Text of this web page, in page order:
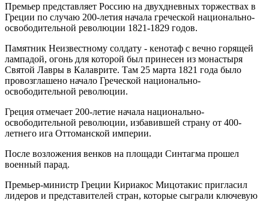
Премьер представляет Россию на двухдневных торжествах в
Греции по случаю 200-летия начала греческой национально-
освободительной революции 1821-1829 годов.
Памятник Неизвестному солдату - кенотаф с вечно горящей
лампадой, огонь для которой был принесен из монастыря
Святой Лавры в Калаврите. Там 25 марта 1821 года было
провозглашено начало Греческой национально-
освободительной революции.
Греция отмечает 200-летие начала национально-
освободительной революции, избавившей страну от 400-
летнего ига Оттоманской империи.
После возложения венков на площади Синтагма прошел
военный парад.
Премьер-министр Греции Кириакос Мицотакис пригласил
лидеров и представителей стран, которые сыграли ключевую